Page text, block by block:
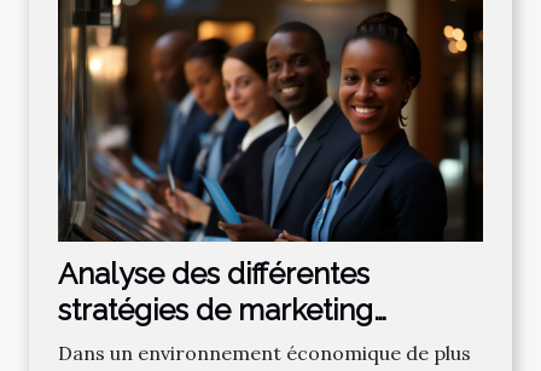
Analyse des différentes
stratégies de marketing
bancaire pour attirer de
Dans un environnement économique de plus